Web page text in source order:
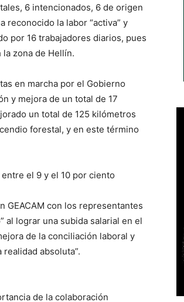
6 intencionados, 6 de origen
reconocido la labor “activa” y
por 16 trabajadores diarios, pues
zona de Hellín.
en marcha por el Gobierno
y mejora de un total de 17
un total de 125 kilómetros
forestal, y en este término
el 9 y el 10 por ciento
GEACAM con los representantes
al lograr una subida salarial en el
de la conciliación laboral y
absoluta”.
de la colaboración